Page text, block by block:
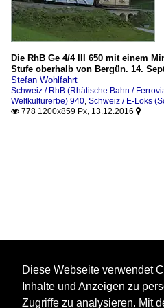
Die RhB Ge 4/4 III 650 mit einem
Stufe oberhalb von Bergün. 14.
Stefan Wohlfahrt
Schweiz / RhB (Rhätische Bahn /
Weltkulturerbe) 940, Schweiz / E-Loks
 778 1200x859 Px, 13.12.2016 
Diese Webseite verwendet
Inhalte und Anzeigen zu
Zugriffe zu analysieren. Mit